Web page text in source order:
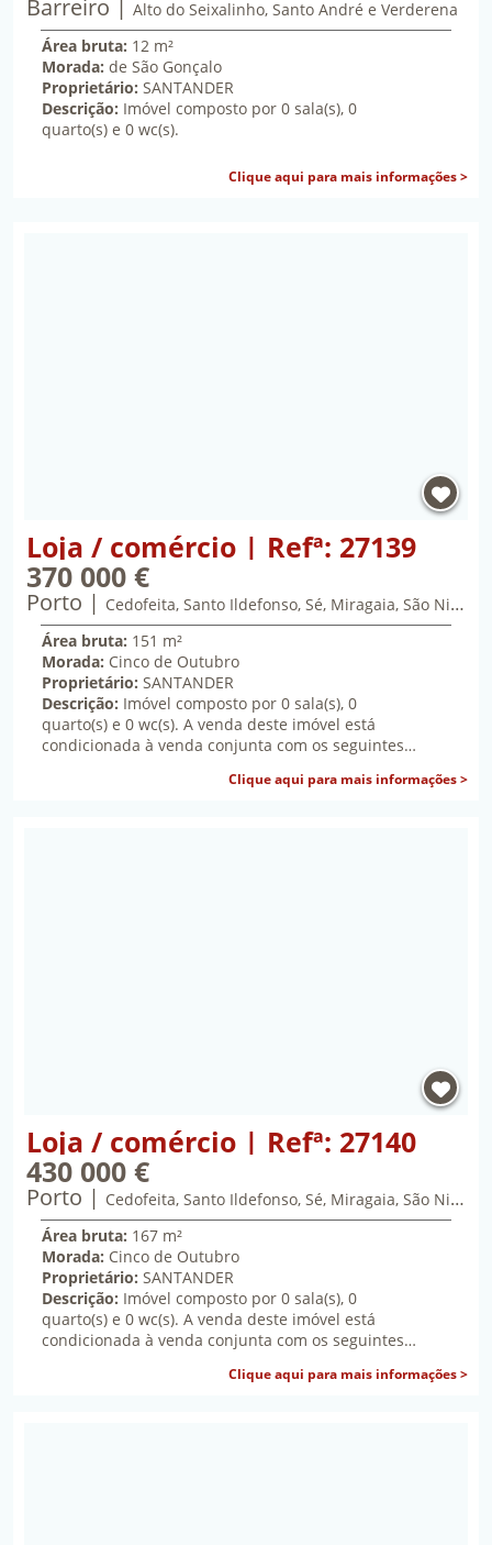
vinte mil euros
Barreiro
Alto do Seixalinho, Santo André e Verderena
Área bruta: 12 m²
Morada: de São Gonçalo
Proprietário: SANTANDER
Descrição: Imóvel composto por 0 sala(s), 0
quarto(s) e 0 wc(s).
Clique aqui para mais informações >
Propriedade Loja / comércio | Refª: 27139 |
Loja / comércio | Refª: 27139
370 000 €
trezentos e setenta mil euros
Porto
Cedofeita, Santo Ildefonso, Sé, Miragaia, São Nicolau e Vitória
Área bruta: 151 m²
Morada: Cinco de Outubro
Proprietário: SANTANDER
Descrição: Imóvel composto por 0 sala(s), 0
quarto(s) e 0 wc(s). A venda deste imóvel está
condicionada à venda conjunta com os seguintes
Clique aqui para mais informações >
Propriedade Loja / comércio | Refª: 27140 |
Loja / comércio | Refª: 27140
430 000 €
quatrocentos e trinta mil euros
Porto
Cedofeita, Santo Ildefonso, Sé, Miragaia, São Nicolau e Vitória
Área bruta: 167 m²
Morada: Cinco de Outubro
Proprietário: SANTANDER
Descrição: Imóvel composto por 0 sala(s), 0
quarto(s) e 0 wc(s). A venda deste imóvel está
condicionada à venda conjunta com os seguintes
Clique aqui para mais informações >